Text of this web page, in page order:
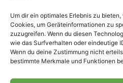
Um dir ein optimales Erlebnis zu
Cookies, um Geräteinformationen zu
zuzugreifen. Wenn du diesen
wie das Surfverhalten oder eindeutige
Wenn du deine Zustimmung nicht
bestimmte Merkmale und Funktionen
offiziell eingetragenes Magazin
bei der Deutschen
Nationalbibliothek (ISSN 1868-
8233). Nachdruck und
Weiterverarbeitung, auch
auszugsweise, nur mit